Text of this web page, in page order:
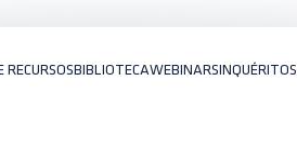
RECURSOSBIBLIOTECAWEBINARSINQUÉRITOS